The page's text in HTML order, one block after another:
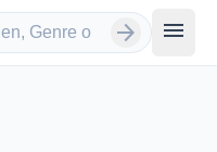
arrow_forward menu